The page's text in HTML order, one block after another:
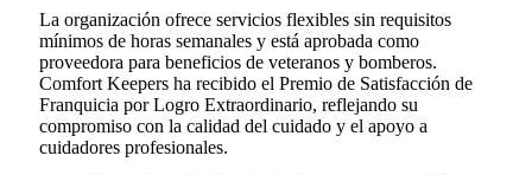
La organización ofrece servicios flexibles sin requisitos
mínimos de horas semanales y está aprobada como
proveedora para beneficios de veteranos y bomberos.
Comfort Keepers ha recibido el Premio de Satisfacción de
Franquicia por Logro Extraordinario, reflejando su
compromiso con la calidad del cuidado y el apoyo a
cuidadores profesionales.